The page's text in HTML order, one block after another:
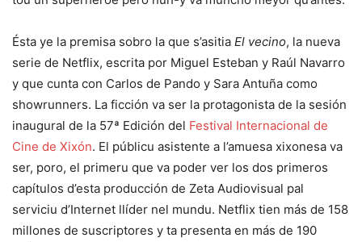
Ésta ye la premisa sobro la que s’asitia El vecino, la nueva
serie de Netflix, escrita por Miguel Esteban y Raúl Navarro
y que cunta con Carlos de Pando y Sara Antuña como
showrunners. La ficción va ser la protagonista de la sesión
inaugural de la 57ª Edición del Festival Internacional de
Cine de Xixón. El públicu asistente a l’amuesa xixonesa va
ser, poro, el primeru que va poder ver los dos primeros
capítulos d’esta producción de Zeta Audiovisual pal
serviciu d’Internet llíder nel mundu. Netflix tien más de 158
millones de suscriptores y ta presenta en más de 190